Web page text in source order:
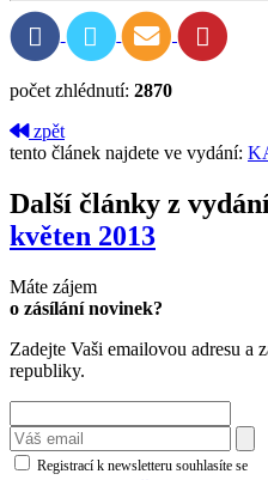
počet zhlédnutí: 2870
zpět
tento článek najdete ve vydání:
Další články z
květen 2013
Máte zájem
o zásílání novinek?
Zadejte Vaši emailovou adresu a
republiky.
Registrací k newsletteru souhlasíte se